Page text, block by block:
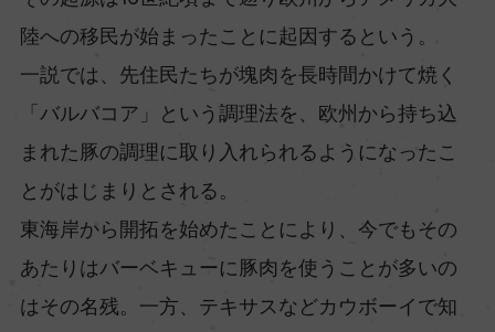
陸への移民が始まったことに起因するという。
一説では、先住民たちが塊肉を長時間かけて焼く
「バルバコア」という調理法を、欧州から持ち込
まれた豚の調理に取り入れられるようになったこ
とがはじまりとされる。
東海岸から開拓を始めたことにより、今でもその
あたりはバーベキューに豚肉を使うことが多いの
はその名残。一方、テキサスなどカウボーイで知